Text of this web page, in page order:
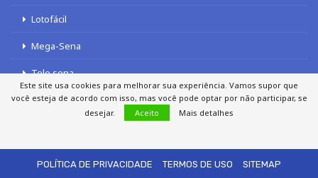
Lotofácil
Mega-Sena
Tele sena
POLÍTICA DE PRIVACIDADE
TERMOS DE USO SITEMAP
Este site usa cookies para melhorar sua experiência. Vamos supor que
você esteja de acordo com isso, mas você pode optar por não participar, se
desejar.
Aceito Mais detalhes